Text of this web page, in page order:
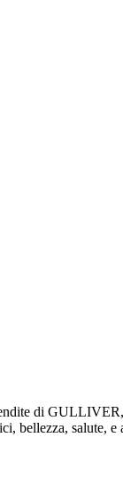
di
bellezza, salute,